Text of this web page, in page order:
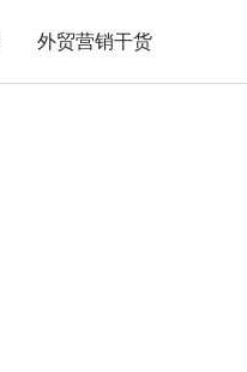
外贸营销干货